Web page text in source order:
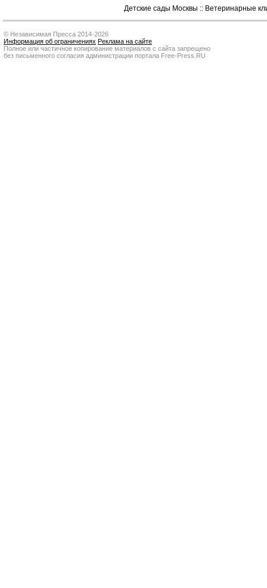
Детские сады Москвы :: Ветеринарные
© Независимая Пресса 2014-2026
Информация об ограничениях Реклама на сайте
Полное или частичное копирование материалов с сайта запрещено
без письменного согласия администрации портала Free-Press.RU